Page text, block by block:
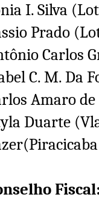
I. Silva
Prado
Carlos
C. M. Da
Amaro
Duarte